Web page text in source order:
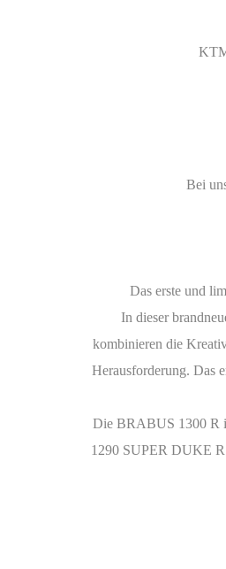
Bei
Das erste und
In dieser
kombinieren die
Herausforderung. Das
Die BRABUS 1300 R
1290 SUPER DUKE R